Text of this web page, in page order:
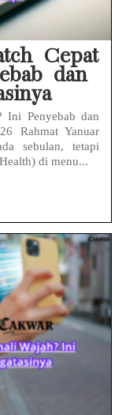
Cepat
dan
Ini Penyebab dan
Rahmat Yanuar
sebulan, tetapi
di menu...